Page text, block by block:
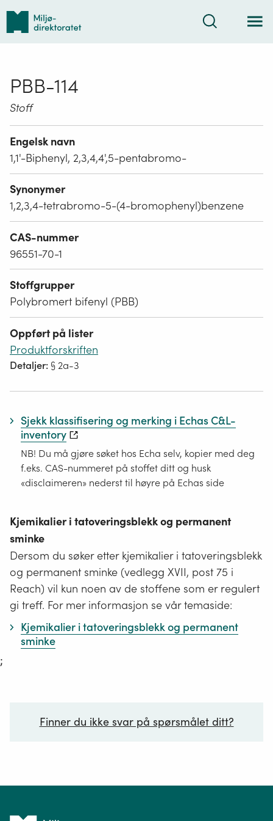
Tilbake
forsiden
Søk
PBB-114
Stoff
Engelsk navn
1,1'-Biphenyl, 2,3,4,4',5-pentabromo-
Synonymer
1,2,3,4-tetrabromo-5-(4-bromophenyl)benzene
CAS-nummer
96551-70-1
Stoffgrupper
Polybromert bifenyl (PBB)
Oppført på lister
Produktforskriften
Detaljer: § 2a-3
Sjekk klassifisering og merking i Echas C&L-
inventory
NB! Du må gjøre søket hos Echa selv, kopier med deg
f.eks. CAS-nummeret på stoffet ditt og husk
«disclaimeren» nederst til høyre på Echas side
Kjemikalier i tatoveringsblekk og permanent
sminke
Dersom du søker etter kjemikalier i tatoveringsblekk
og permanent sminke (vedlegg XVII, post 75 i
Reach) vil kun noen av de stoffene som er regulert
gi treff. For mer informasjon se vår temaside:
Kjemikalier i tatoveringsblekk og permanent
sminke
;
Finner du ikke svar på spørsmålet ditt?